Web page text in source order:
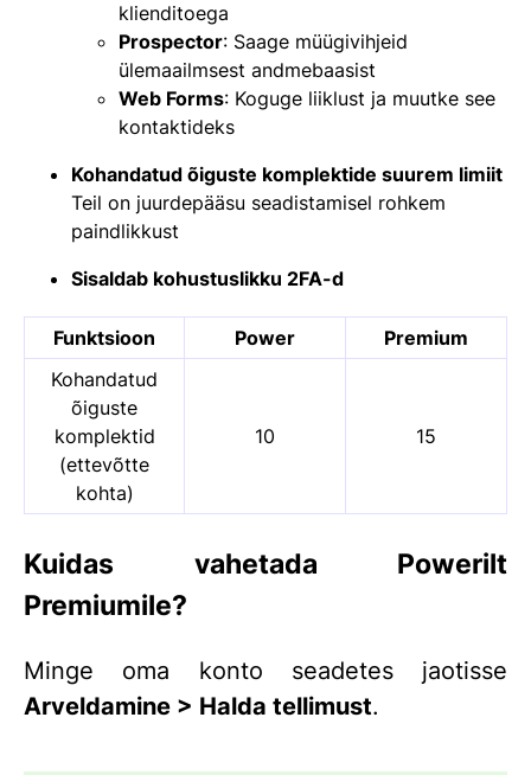
klienditoega
Prospector: Saage müügivihjeid
ülemaailmsest andmebaasist
Web Forms: Koguge liiklust ja muutke see
kontaktideks
Kohandatud õiguste komplektide suurem limiit
Teil on juurdepääsu seadistamisel rohkem
paindlikkust
Sisaldab kohustuslikku 2FA-d
Funktsioon Power
Premium
Kohandatud
õiguste
komplektid
(ettevõtte
kohta)
10 15
Kuidas vahetada Powerilt
Premiumile?
Minge oma konto seadetes jaotisse
Arveldamine > Halda tellimust.